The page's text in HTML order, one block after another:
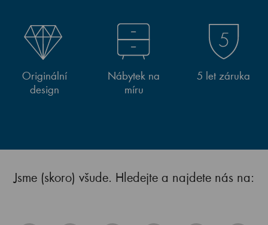
Originální
design
Nábytek na
míru
5 let záruka
Jsme (skoro) všude. Hledejte a najdete nás na: